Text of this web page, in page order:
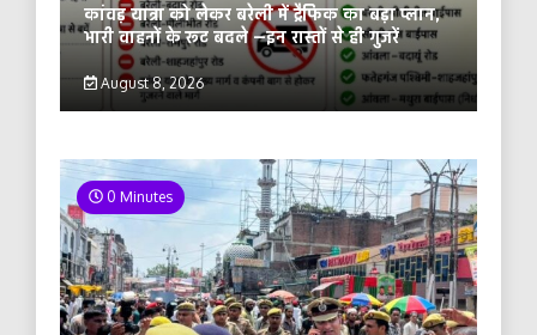
कांवड़ यात्रा को लेकर बरेली में ट्रैफिक का बड़ा प्लान,
भारी वाहनों के रूट बदले —इन रास्तों से ही गुजरें
August 8, 2026
0 Minutes